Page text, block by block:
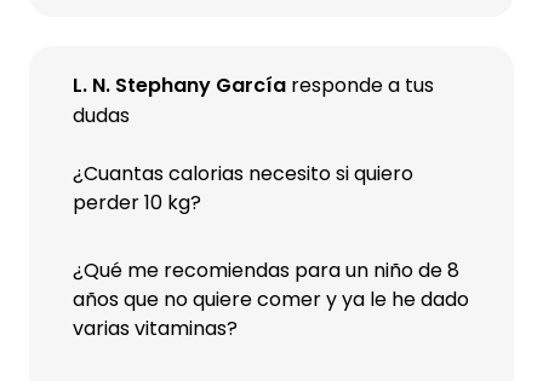
L. N. Stephany García responde a tus
dudas
¿Cuantas calorias necesito si quiero
perder 10 kg?
¿Qué me recomiendas para un niño de 8
años que no quiere comer y ya le he dado
varias vitaminas?